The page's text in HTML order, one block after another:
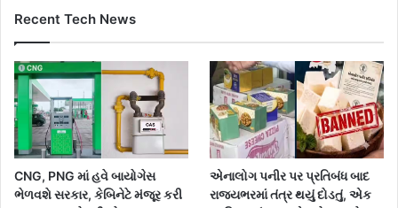
Recent Tech News
CNG, PNG માં હવે બાયોગેસ
ભેળવશે સરકાર, કેબિનેટે મંજૂર કરી
એનાલોગ પનીર પર પ્રતિબંધ બાદ
રાજ્યભરમાં તંત્ર થયું દોડતું, એક